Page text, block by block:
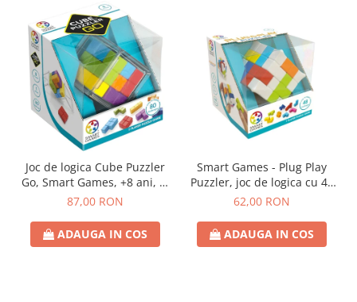
Joc de logica Cube Puzzler
Go, Smart Games, +8 ani, lb
romana
87,00 RON
ADAUGA IN COS
Smart Games - Plug Play
Puzzler, joc de logica cu 48
de provocari, 6+ ani, lb
62,00 RON
ADAUGA IN COS